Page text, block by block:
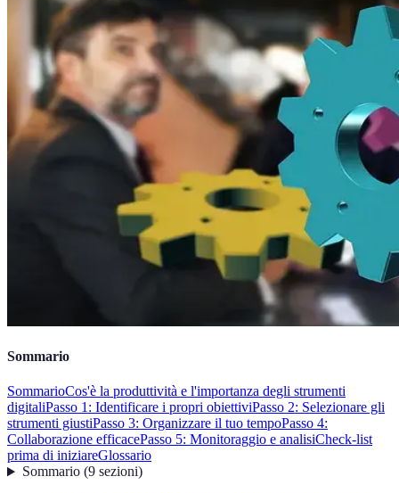
Sommario
SommarioCos'è la produttività e l'importanza degli strumenti
digitaliPasso 1: Identificare i propri obiettiviPasso 2: Selezionare gli
strumenti giustiPasso 3: Organizzare il tuo tempoPasso 4:
Collaborazione efficacePasso 5: Monitoraggio e analisiCheck-list
prima di iniziareGlossario
Sommario(9 sezioni)